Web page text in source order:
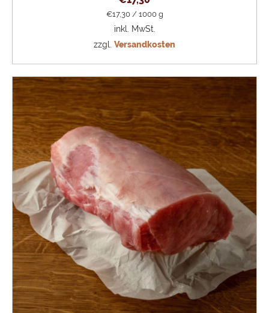
€17,30/ 1000 g
inkl. MwSt.
zzgl. Versandkosten